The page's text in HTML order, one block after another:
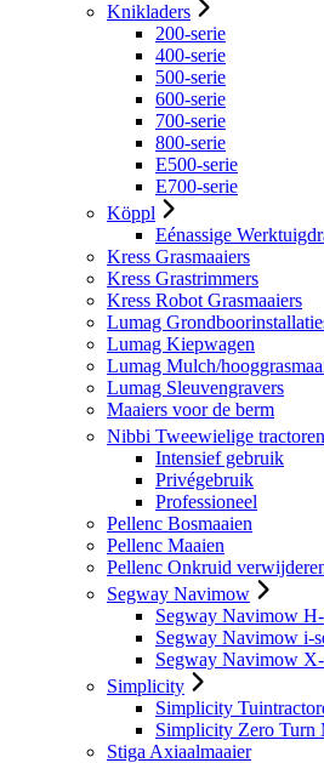
Knikladers
200-serie
400-serie
500-serie
600-serie
700-serie
800-serie
E500-serie
E700-serie
Köppl
Eénassige
Kress Grasmaaiers
Kress Grastrimmers
Kress Robot Grasmaaiers
Lumag
Lumag Kiepwagen
Lumag Mulch/
Lumag Sleuvengravers
Maaiers voor de berm
Nibbi Tweewielige tractoren
Intensief gebruik
Privégebruik
Professioneel
Pellenc Bosmaaien
Pellenc Maaien
Pellenc Onkruid
Segway Navimow
Segway Navimow
Segway Navimow i-
Segway Navimow
Simplicity
Simplicity
Simplicity Zero Turn
Stiga Axiaalmaaier